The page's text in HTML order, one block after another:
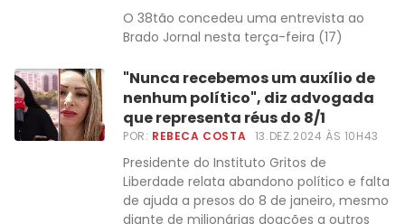
O 38tão concedeu uma entrevista ao
Brado Jornal nesta terça-feira (17)
"Nunca recebemos um auxílio de
nenhum político", diz advogada
que representa réus do 8/1
POR: REBECA COSTA 13.DEZ.2024 ÀS 10H43
Presidente do Instituto Gritos de
Liberdade relata abandono político e falta
de ajuda a presos do 8 de janeiro, mesmo
diante de milionárias doações a outros